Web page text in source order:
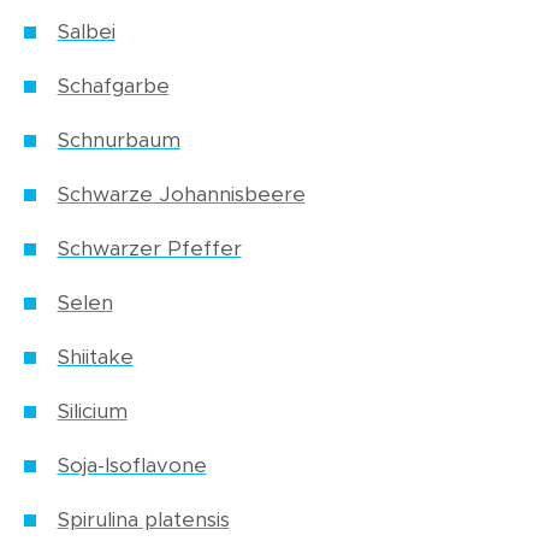
Salbei
Schafgarbe
Schnurbaum
Schwarze Johannisbeere
Schwarzer Pfeffer
Selen
Shiitake
Silicium
Soja-Isoflavone
Spirulina platensis